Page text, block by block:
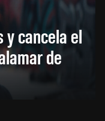
cancela el
de